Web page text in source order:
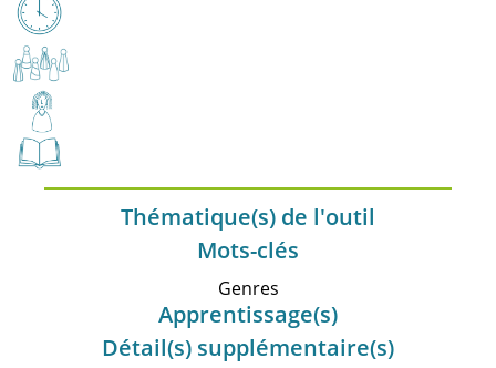
Thématique(s) de l'outil
Mots-clés
Genres
Apprentissage(s)
Détail(s) supplémentaire(s)